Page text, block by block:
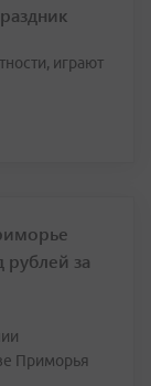
играют
рублей за
Приморья